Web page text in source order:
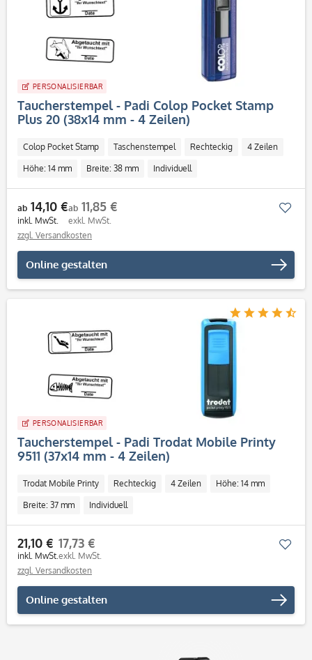
PERSONALISIERBAR
Taucherstempel - Padi Colop Pocket Stamp
Plus 20 (38x14 mm - 4 Zeilen)
Colop Pocket Stamp Taschenstempel Rechteckig 4 Zeilen
Höhe: 14 mm Breite: 38 mm Individuell
ab 14,10 €
inkl. MwSt.
ab 11,85 €
exkl. MwSt.
zzgl. Versandkosten
Online gestalten
PERSONALISIERBAR
Taucherstempel - Padi Trodat Mobile Printy
9511 (37x14 mm - 4 Zeilen)
Trodat Mobile Printy Rechteckig 4 Zeilen Höhe: 14 mm
Breite: 37 mm Individuell
21,10 €
inkl. MwSt.
17,73 €
exkl. MwSt.
zzgl. Versandkosten
Online gestalten